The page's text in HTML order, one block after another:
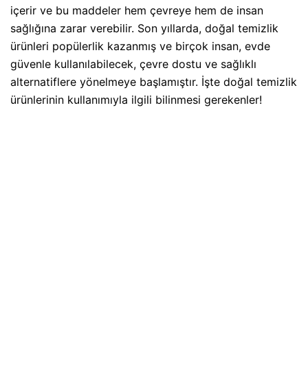
içerir ve bu maddeler hem çevreye hem de insan
sağlığına zarar verebilir. Son yıllarda, doğal temizlik
ürünleri popülerlik kazanmış ve birçok insan, evde
güvenle kullanılabilecek, çevre dostu ve sağlıklı
alternatiflere yönelmeye başlamıştır. İşte doğal temizlik
ürünlerinin kullanımıyla ilgili bilinmesi gerekenler!